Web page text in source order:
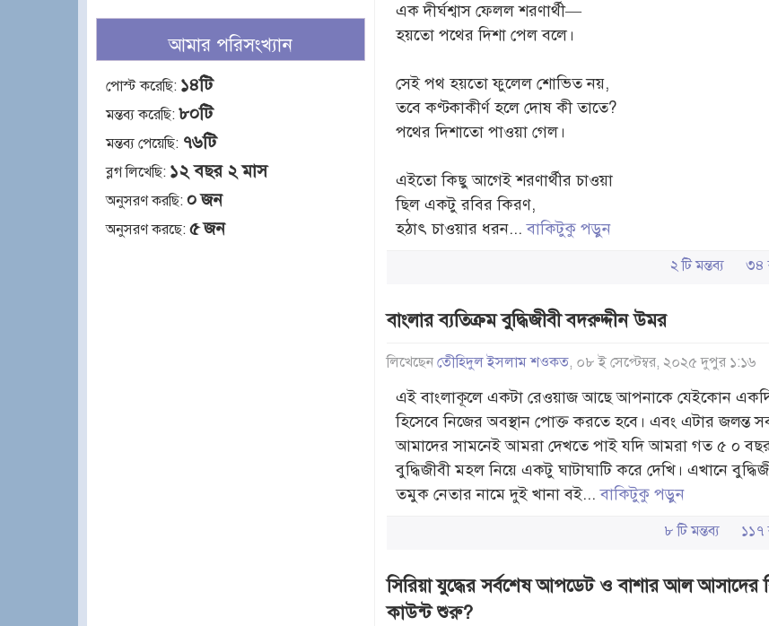
আমার পরিসংখ্যান
পোস্ট করেছি: ১৪টি
মন্তব্য করেছি: ৮০টি
মন্তব্য পেয়েছি: ৭৬টি
ব্লগ লিখেছি: ১২ বছর ২ মাস
অনুসরণ করছি: ০ জন
অনুসরণ করছে: ৫ জন
এক দীর্ঘশ্বাস ফেলল শরণার্থী—
হয়তো পথের দিশা পেল বলে।
সেই পথ হয়তো ফুলেল শোভিত নয়,
তবে কণ্টকাকীর্ণ হলে দোষ কী তাতে?
পথের দিশাতো পাওয়া গেল।
এইতো কিছু আগেই শরণার্থীর চাওয়া
ছিল একটু রবির কিরণ,
হঠাৎ চাওয়ার ধরন...বাকিটুকু পড়ুন
২ টি মন্তব্য ৩৪
বাংলার ব্যতিক্রম বুদ্ধিজীবী বদরুদ্দীন উমর
লিখেছেন তেীহিদুল ইসলাম শওকত, ০৮ ই সেপ্টেম্বর, ২০২৫ দুপুর ১:১৬
এই বাংলাকূলে একটা রেওয়াজ আছে আপনাকে যেইকোন
হিসেবে নিজের অবস্থান পোক্ত করতে হবে। এবং এটার জলন্ত
আমাদের সামনেই আমরা দেখতে পাই যদি আমরা গত ৫ ০ বছর
বুদ্ধিজীবী মহল নিয়ে একটু ঘাটাঘাটি করে দেখি। এখানে
তমুক নেতার নামে দুই খানা বই...বাকিটুকু পড়ুন
৮ টি মন্তব্য ১১৭
সিরিয়া যুদ্ধের সর্বশেষ আপডেট ও বাশার আল আসাদের
কাউন্ট শুরু?